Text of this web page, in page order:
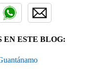
EN ESTE BLOG: